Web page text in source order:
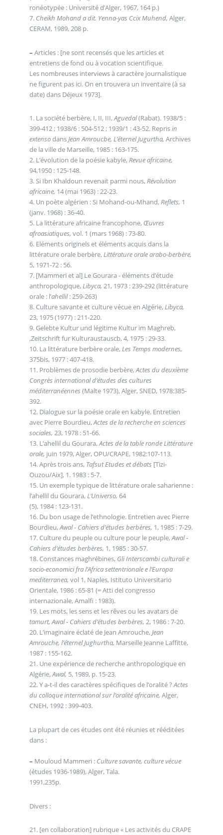
ronéotypée : Université d’Alger, 1967, 164 p.)
7.Cheikh Mohand a dit. Yenna-yas Ccix Muhend, Alger,
CERAM, 1989, 208 p.
– Articles : [ne sont recensés que les articles et
entretiens de fond ou à vocation scientifique.
Les nombreuses interviews à caractère journalistique
ne figurent pas ici. On en trouvera un inventaire (à sa
date) dans Déjeux 1973].
1. La société berbère, I, II, III,Aguedal(Rabat). 1938/5 :
399-412 ; 1938/6 : 504-512 ; 1939/1 : 43-52. Reprisin
extensodansJean Amroucbe, L’éternel Jugurtha, Archives
de la ville de Marseille, 1985 : 163-175.
2. L’évolution de la poésie kabyle, Revue africaine,
94,1950 : 125-148.
3. Si Ibn Khaldoun revenait parmi nous, Révolution
africaine, 14 (mai 1963) : 22-23.
4. Un poète algérien : Si Mohand-ou-Mhand, Reflets, 1
(janv. 1968) : 36-40.
5. La littérature africaine francophone, Œuvres
afroasiatiques, vol. 1 (mars 1968) : 73-80.
6. Eléments originels et éléments acquis dans la
littérature orale berbère, Littérature orale arabo-berbère,
5, 1971-72 : 56.
7. [Mammeri et al] Le Gourara - éléments d’étude
anthropologique, Libyca, 21, 1973 : 239-292 (littérature
orale : l’ahellil: 259-263)
8. Culture savante et culture vécue en Algérie, Libyca,
23, 1975 (1977) : 211-220.
9. Gelebte Kultur und légitime Kultur im Maghreb,
‚Zeitschrift fur Kulturaustauscb, 4, 1975 : 29-33.
10. La littérature berbère orale, Les Temps modernes,
375bis, 1977 : 407-418.
11. Problèmes de prosodie berbère,Actes du deuxième
Congrès international d’études des cultures
méditerranéennes (Malte 1973), Alger, SNED, 1978:385-
392.
12. Dialogue sur la poésie orale en kabyle. Entretien
avec Pierre Bourdieu,Actes de la recherche en sciences
sociales, 23, 1978 : 51-66.
13. L’ahellil du Gourara,Actes de la table ronde Littérature
orale, juin 1979, Alger, OPU/CRAPE, 1982:107-113.
14. Après trois ans, Tafsut Etudes et débats [Tizi-
Ouzou/Aix], 1. 1983 : 5-7.
15. Un exemple typique de littérature orale saharienne :
l’ahellil du Gourara, L’Universo, 64
(5), 1984 : 123-131.
16. Du bon usage de l’ethnologie. Entretien avec Pierre
Bourdieu,Awal - Cahiers d’études berbères, 1, 1985 : 7-29.
17. Culture du peuple ou culture pour le peuple,Awal -
Cahiers d’études berbères, 1, 1985 : 30-57.
18. Constances maghrébines, Gli Interscambi culturali e
socio-economici fra l’Africa settentrionale e l’Europa
mediterranea, vol 1, Naples, Istituto Universitario
Orientale, 1986 : 65-81 (= Atti del congresso
internazionale, Amalfi : 1983).
19. Les mots, les sens et les rêves ou les avatars de
tamurt, Awal - Cahiers d’études berbères, 2, 1986 : 7-20.
20. L’imaginaire éclaté de Jean Amrouche, Jean
Amrouche, l’éternel Jughurtha, Marseille Jeanne Laffitte,
1987 : 155-162.
21. Une expérience de recherche anthropologique en
Algérie,Awal, 5, 1989, p. 15-23.
22. Y a-t-il des caractères spécifiques de l’oralité ?Actes
du colloque international sur l’oralité africaine, Alger,
CNEH, 1992 : 399-403.
La plupart de ces études ont été réunies et rééditées
dans :
– Mouloud Mammeri : Culture savante, culture vécue
(études 1936-1989), Alger, Tala.
1991,235p.
Divers :
21. [en collaboration] rubrique « Les activités du CRAPE